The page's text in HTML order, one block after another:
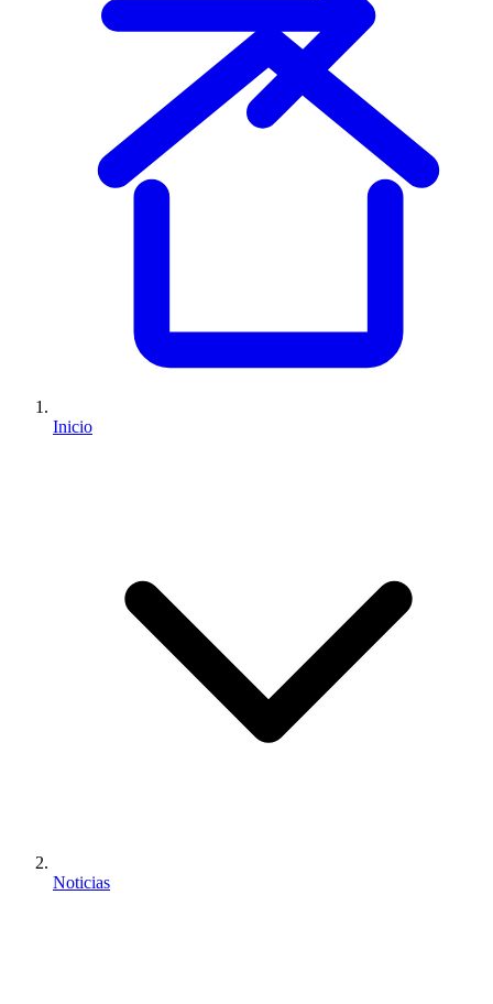
Inicio
Noticias